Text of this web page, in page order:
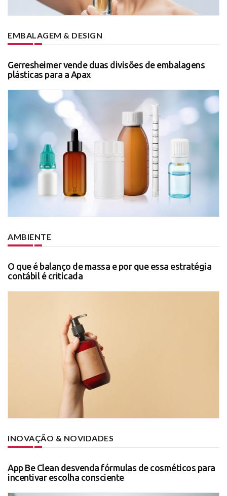
EMBALAGEM & DESIGN
Gerresheimer vende duas divisões de embalagens
plásticas para a Apax
AMBIENTE
O que é balanço de massa e por que essa estratégia
contábil é criticada
INOVAÇÃO & NOVIDADES
App Be Clean desvenda fórmulas de cosméticos para
incentivar escolha consciente